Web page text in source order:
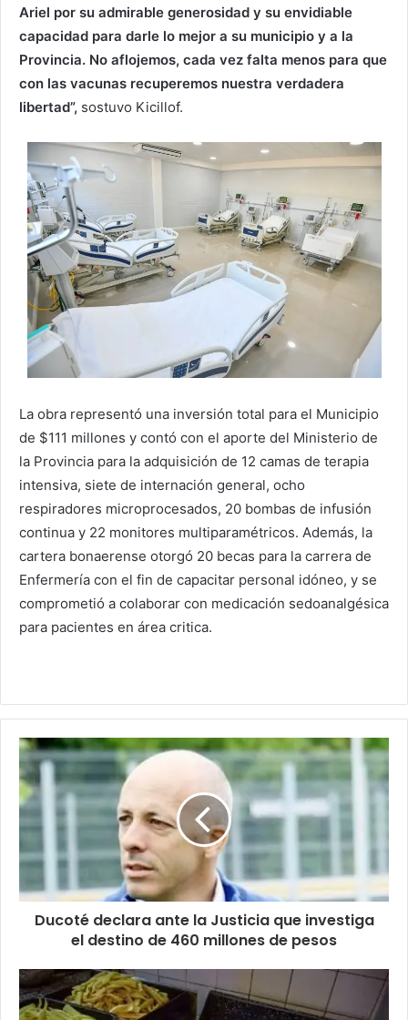
Ariel por su admirable generosidad y su envidiable
capacidad para darle lo mejor a su municipio y a la
Provincia. No aflojemos, cada vez falta menos para que
con las vacunas recuperemos nuestra verdadera
libertad”, sostuvo Kicillof.
La obra representó una inversión total para el Municipio
de $111 millones y contó con el aporte del Ministerio de
la Provincia para la adquisición de 12 camas de terapia
intensiva, siete de internación general, ocho
respiradores microprocesados, 20 bombas de infusión
continua y 22 monitores multiparamétricos. Además, la
cartera bonaerense otorgó 20 becas para la carrera de
Enfermería con el fin de capacitar personal idóneo, y se
comprometió a colaborar con medicación sedoanalgésica
para pacientes en área critica.
Ducoté declara ante la Justicia que investiga
el destino de 460 millones de pesos